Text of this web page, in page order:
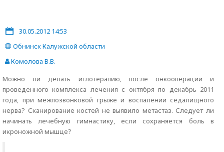
30.05.2012 14:53
Обнинск Калужской области
Комолова В.В.
Можно ли делать иглотерапию, после онкооперации и
проведенного комплекса лечения с октября по декабрь 2011
года, при межпозвонковой грыже и воспалении седалищного
нерва? Сканирование костей не выявило метастаз. Следует ли
начинать лечебную гимнастику, если сохраняется боль в
икроножной мышце?